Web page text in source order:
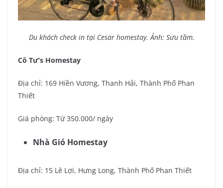
Du khách check in tại Cesar homestay. Ảnh: Sưu tầm.
Cô Tư’s Homestay
Địa chỉ: 169 Hiền Vương, Thanh Hải, Thành Phố Phan
Thiết
Giá phòng: Từ 350.000/ ngày
Nhà Gió Homestay
Địa chỉ: 15 Lê Lợi, Hưng Long, Thành Phố Phan Thiết